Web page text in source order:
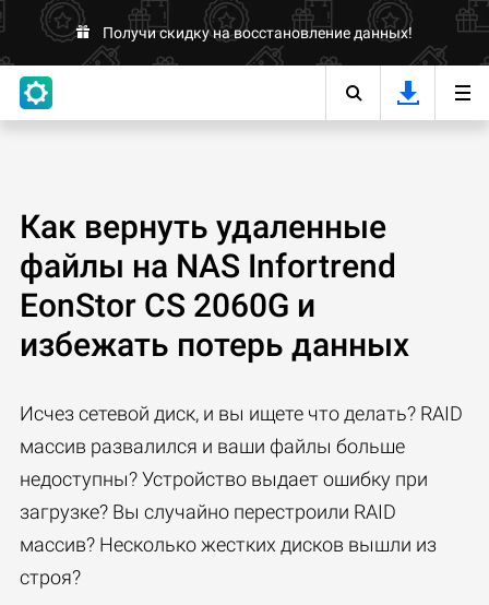
Получи скидку на восстановление данных!
Как вернуть удаленные
файлы на NAS Infortrend
EonStor CS 2060G и
избежать потерь данных
Исчез сетевой диск, и вы ищете что делать? RAID
массив развалился и ваши файлы больше
недоступны? Устройство выдает ошибку при
загрузке? Вы случайно перестроили RAID
массив? Несколько жестких дисков вышли из
строя?